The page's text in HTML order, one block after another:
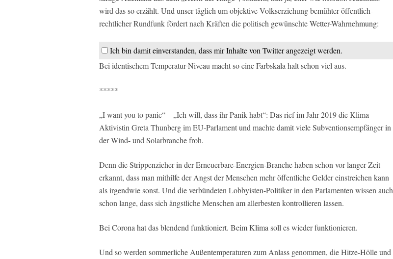
wird das so erzählt. Und unser täglich um objektive Volkserziehung bemühter öffentlich-
rechtlicher Rundfunk fördert nach Kräften die politisch gewünschte Wetter-Wahrnehmung:
Ich bin damit einverstanden, dass mir Inhalte von Twitter angezeigt werden.
Bei identischem Temperatur-Niveau macht so eine Farbskala halt schon viel aus.
*****
„I want you to panic“ – „Ich will, dass ihr Panik habt“: Das rief im Jahr 2019 die Klima-
Aktivistin Greta Thunberg im EU-Parlament und machte damit viele Subventionsempfänger in
der Wind- und Solarbranche froh.
Denn die Strippenzieher in der Erneuerbare-Energien-Branche haben schon vor langer Zeit
erkannt, dass man mithilfe der Angst der Menschen mehr öffentliche Gelder einstreichen kann
als irgendwie sonst. Und die verbündeten Lobbyisten-Politiker in den Parlamenten wissen auch
schon lange, dass sich ängstliche Menschen am allerbesten kontrollieren lassen.
Bei Corona hat das blendend funktioniert. Beim Klima soll es wieder funktionieren.
Und so werden sommerliche Außentemperaturen zum Anlass genommen, die Hitze-Hölle und